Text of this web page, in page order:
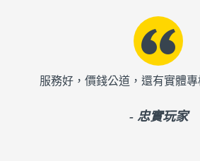
有實體專櫃可以試玩，讚
買很久